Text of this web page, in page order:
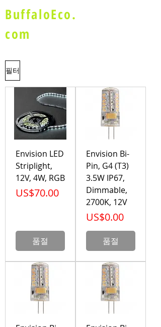
BuffaloEco.
com
필터
Envision LED
Striplight,
12V, 4W, RGB
가격
US$70.00
품절
Envision Bi-
Pin, G4 (T3)
3.5W IP67,
Dimmable,
2700K, 12V
가격
US$0.00
품절